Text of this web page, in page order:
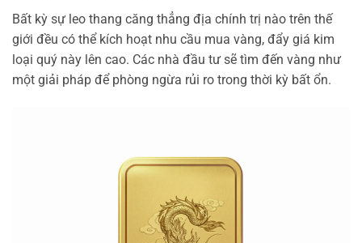
Bất kỳ sự leo thang căng thẳng địa chính trị nào trên thế
giới đều có thể kích hoạt nhu cầu mua vàng, đẩy giá kim
loại quý này lên cao. Các nhà đầu tư sẽ tìm đến vàng như
một giải pháp để phòng ngừa rủi ro trong thời kỳ bất ổn.